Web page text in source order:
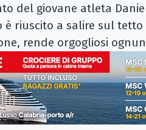
del giovane atleta
riuscito a salire sul tetto
rende orgogliosi